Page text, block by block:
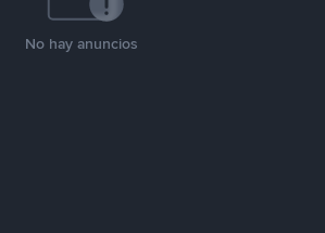
No hay anuncios